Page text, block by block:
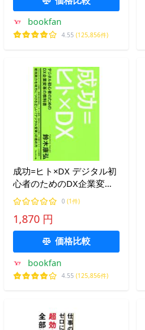
bookfan
4.55 (125,856件)
成功=ヒト×DX デジタル初
心者のためのDX企業変革
の教科書/鈴木康弘
0 (1件)
1,870 円
価格比較
bookfan
4.55 (125,856件)